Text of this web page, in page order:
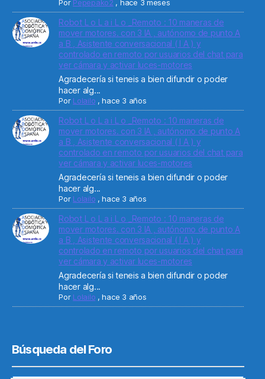
Por Pepepako2 , hace 3 meses
Robot L o L a i L o _Remoto : 10 maneras de
mover motores. con 3 IA , autónomo de punto A
a B , Asistente conversacional ( I A ) y
controlado en remoto por usuarios del chat para
ver cámara y activar luces-motores
Agradecería si teneis a bien difundir o poder
hacer alg...
Por Lolailo ,hace 3 años
Robot L o L a i L o _Remoto : 10 maneras de
mover motores. con 3 IA , autónomo de punto A
a B , Asistente conversacional ( I A ) y
controlado en remoto por usuarios del chat para
ver cámara y activar luces-motores
Agradecería si teneis a bien difundir o poder
hacer alg...
Por Lolailo ,hace 3 años
Robot L o L a i L o _Remoto : 10 maneras de
mover motores. con 3 IA , autónomo de punto A
a B , Asistente conversacional ( I A ) y
controlado en remoto por usuarios del chat para
ver cámara y activar luces-motores
Agradecería si teneis a bien difundir o poder
hacer alg...
Por Lolailo ,hace 3 años
Búsqueda del Foro